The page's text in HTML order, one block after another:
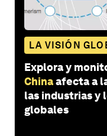
LA VISIÓN
Explora y
Chinaafecta a
las industrias y
globales